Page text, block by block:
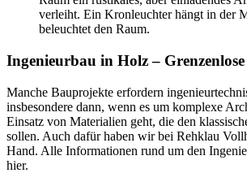
Ingenieurbau in Holz –
Manche Bauprojekte erfordern
insbesondere dann, wenn es um komplexe
Einsatz von Materialien geht, die den
sollen. Auch dafür haben wir bei Rehklau
Hand. Alle Informationen rund um den
hier.